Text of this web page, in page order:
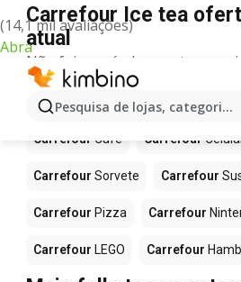
(14,1 mil avaliações)
Abra
Pesquisa de lojas,
Carrefour Ice tea
atual
Não foi possível encontrar
para este termo.
Mais produtos em
Carrefour Café Carrefour
Carrefour Sorvete Carrefour
Carrefour Pizza Carrefour
Carrefour LEGO Carrefour